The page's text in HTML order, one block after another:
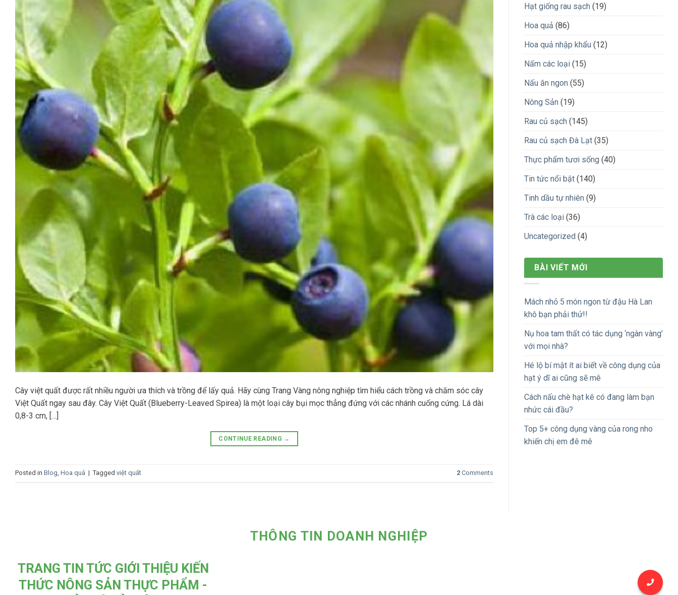
Cây việt quất được rất nhiều người ưa thích và trồng để lấy quả. Hãy cùng Trang Vàng nông nghiệp tìm hiểu cách trồng và chăm sóc cây
Việt Quất ngay sau đây. Cây Việt Quất (Blueberry-Leaved Spirea) là một loại cây bụi mọc thẳng đứng với các nhánh cuống cứng. Lá dài
0,8-3 cm, […]
CONTINUE READING →
Posted in Blog, Hoa quả | Tagged việt quất 2 Comments
Hạt giống rau sạch (19)
Hoa quả (86)
Hoa quả nhập khẩu (12)
Nấm các loại (15)
Nấu ăn ngon (55)
Nông Sản (19)
Rau củ sạch (145)
Rau củ sạch Đà Lạt (35)
Thực phẩm tươi sống (40)
Tin tức nổi bật (140)
Tinh dầu tự nhiên (9)
Trà các loại (36)
Uncategorized (4)
BÀI VIẾT MỚI
Mách nhỏ 5 món ngon từ đậu Hà Lan
khô bạn phải thử!!
Nụ hoa tam thất có tác dụng ‘ngàn vàng’
với mọi nhà?
Hé lộ bí mật ít ai biết về công dụng của
hạt ý dĩ ai cũng sẽ mê
Cách nấu chè hạt kê có đang làm bạn
nhức cái đầu?
Top 5+ công dụng vàng của rong nho
khiến chị em đê mê
THÔNG TIN DOANH NGHIỆP
TRANG TIN TỨC GIỚI THIỆU KIẾN
THỨC NÔNG SẢN THỰC PHẨM -